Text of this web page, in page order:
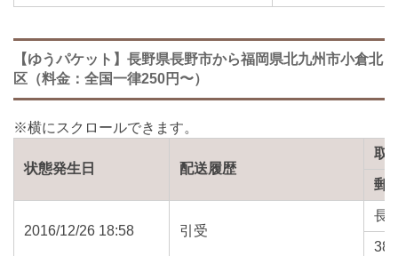
【ゆうパケット】長野県長野市から福岡県北九州市小倉北
区（料金：全国一律250円〜）
状態発生日 配送履歴
取
郵
2016/12/26 18:58 引受
長